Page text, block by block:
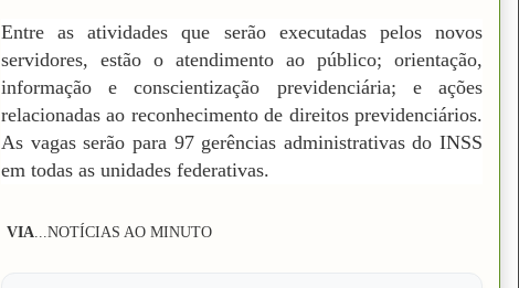
Entre as atividades que serão executadas pelos novos
servidores, estão o atendimento ao público; orientação,
informação e conscientização previdenciária; e ações
relacionadas ao reconhecimento de direitos previdenciários.
As vagas serão para 97 gerências administrativas do INSS
em todas as unidades federativas.
VIA...NOTÍCIAS AO MINUTO